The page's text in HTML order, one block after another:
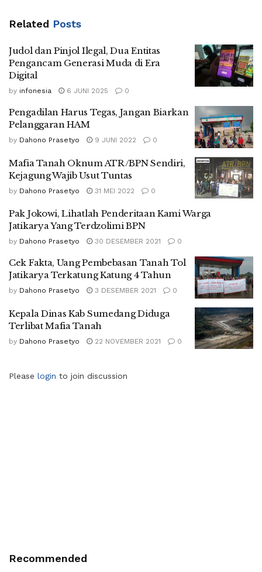
Related Posts
Judol dan Pinjol Ilegal, Dua Entitas
Pengancam Generasi Muda di Era
Digital
by infonesia 6 JUNI 2025 0
Pengadilan Harus Tegas, Jangan Biarkan
Pelanggaran HAM
by Dahono Prasetyo 9 JUNI 2022 0
Mafia Tanah Oknum ATR/BPN Sendiri,
Kejagung Wajib Usut Tuntas
by Dahono Prasetyo 31 MEI 2022 0
Pak Jokowi, Lihatlah Penderitaan Kami Warga
Jatikarya Yang Terdzolimi BPN
by Dahono Prasetyo 30 DESEMBER 2021 0
Cek Fakta, Uang Pembebasan Tanah Tol
Jatikarya Terkatung Katung 4 Tahun
by Dahono Prasetyo 3 DESEMBER 2021 0
Kepala Dinas Kab Sumedang Diduga
Terlibat Mafia Tanah
by Dahono Prasetyo 22 NOVEMBER 2021 0
Please login to join discussion
Recommended